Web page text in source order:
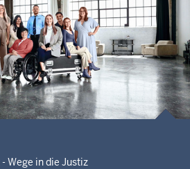
Wege in die Justiz